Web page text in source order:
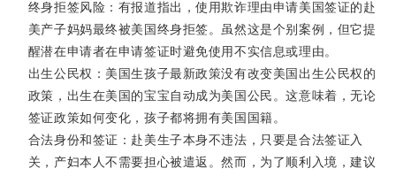
终身拒签风险：有报道指出，使用欺诈理由申请美国签证的赴
美产子妈妈最终被美国终身拒签。虽然这是个别案例，但它提
醒潜在申请者在申请签证时避免使用不实信息或理由。
出生公民权：美国生孩子最新政策没有改变美国出生公民权的
政策，出生在美国的宝宝自动成为美国公民。这意味着，无论
签证政策如何变化，孩子都将拥有美国国籍。
合法身份和签证：赴美生子本身不违法，只要是合法签证入
关，产妇本人不需要担心被遣返。然而，为了顺利入境，建议